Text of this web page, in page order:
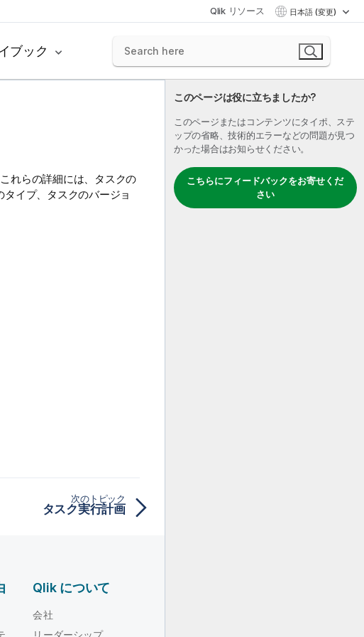
Qlik リソース 日本語 (変更)
ブック
このページは役に立ちましたか?
このページまたはコンテンツにタイポ、ステ
ップの省略、技術的エラーなどの問題が見つ
かった場合はお知らせください。
こちらにフィードバックをお寄せくだ
さい
れらの詳細には、タスクの
イプ、タスクのバージョ
次のトピック
タスク実行計画
Qlik について
会社
リーダーシップ